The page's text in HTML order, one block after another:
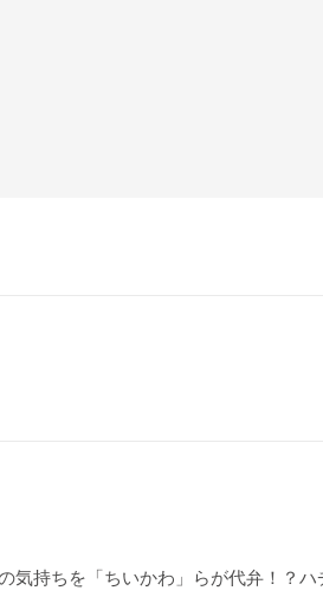
気持ちを「ちいかわ」らが代弁！？ハ